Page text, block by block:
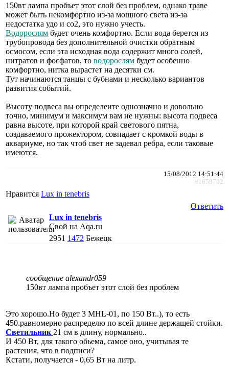
150вт лампа пробъет этот слой без проблем, однако траве
может быть некомфортно из-за мощного света из-за
недостатка удо и со2, это нужно учесть.
Водорослям будет очень комфортно. Если вода берется из
трубопровода без дополнительной очистки обратным
осмосом, если эта исходная вода содержит много солей,
нитратов и фосфатов, то водорослям будет особенно
комфортно, нитка вырастет на десятки см.
Тут начинаются танцы с бубнами и несколько вариантов
развития событий.
Высоту подвеса вы определеите однозначно и довольно
точно, минимум и максимум вам не нужны: высота подвеса
равна высоте, при которой край светового пятна,
создаваемого прожектором, совпадает с кромкой воды в
аквариуме, но так чтоб свет не задевал ребра, если таковые
имеются.
15/08/2012 14:51:44
#1659702
Нравится Lux in tenebris
Ответить
Lux in tenebris
Свой на Aqa.ru
2951 1472 Бежецк
сообщение alexandr059
150вт лампа пробъет этот слой без проблем
Это хорошо.Но будет 3 МНL-01, по 150 Вт..), то есть
450.равномерно распределю по всей длине держащей стойки.
Светильник 21 см в длину, нормально..
И 450 Вт, для такого обьема, самое оно, учитывая те
растения, что в подписи?
Кстати, получается - 0,65 Вт на литр.